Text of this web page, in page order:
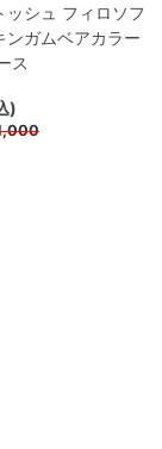
ッシュ フィロソフ
ンガムベアカラー
ス
)